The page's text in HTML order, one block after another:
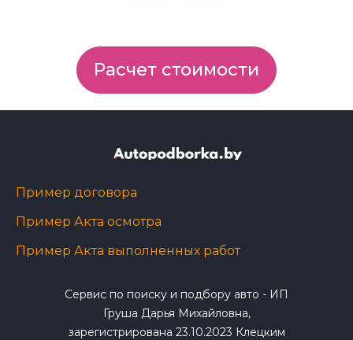
Расчет стоимости
Пример договора
Пример Акта осмотра
Пример Акта выполненных работ
Сервис по поиску и подбору авто - ИП
Груша Дарья Михайловна,
зарегистрирована 23.10.2023 Клецким